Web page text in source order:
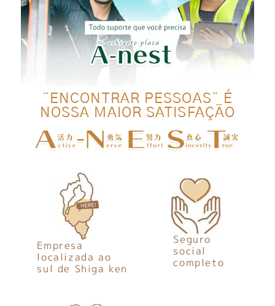
¨ENCONTRAR PESSOAS¨ É
NOSSA MAIOR SATISFAÇÃO
Empresa
localizada ao
sul de Shiga ken
Seguro
social
completo